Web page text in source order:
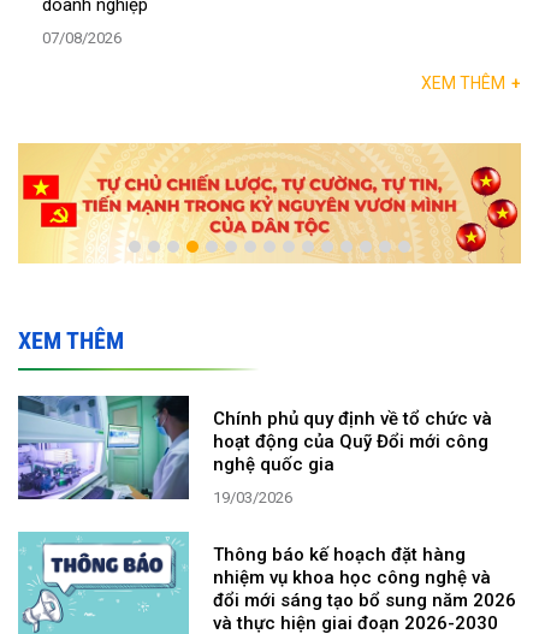
doanh nghiệp
07/08/2026
XEM THÊM +
XEM THÊM
Chính phủ quy định về tổ chức và
hoạt động của Quỹ Đổi mới công
nghệ quốc gia
19/03/2026
Thông báo kế hoạch đặt hàng
nhiệm vụ khoa học công nghệ và
đổi mới sáng tạo bổ sung năm 2026
và thực hiện giai đoạn 2026-2030